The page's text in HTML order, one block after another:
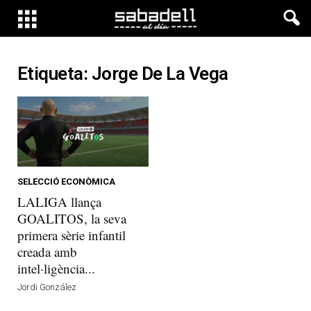
Etiqueta: Jorge De La Vega
SELECCIÓ ECONÒMICA
LALIGA llança
GOALITOS, la seva
primera sèrie infantil
creada amb
intel·ligència...
Jordi González